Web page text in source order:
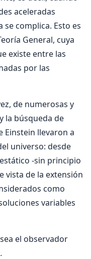
ace­leradas
com­plica. Esto es
General, cuya
existe entre las
por las
de nume­rosas y
la bús­queda de
Eins­tein llevaron a
universo: desde
-sin principio
vista de la extensión
como
variables
el observador